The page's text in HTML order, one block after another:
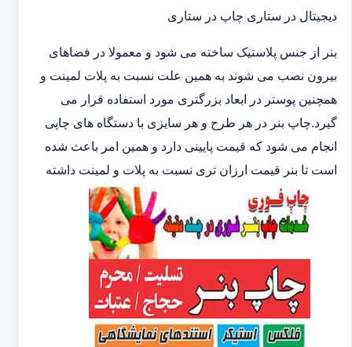
دیجیتال در ستاری چاپ در ستاری
بنر از جنس پلاستیک ساخته می شود و معمولا در فضاهای
بیرون نصب می شوند به همین علت نسبت به پلات لمینت و
همچنین پوستر در ابعاد بزرگتری مورد استفاده قرار می
گیرد.چاپ بنر در هر طرح و هر سایزی با دستگاه های چاپی
انجام می شود که قیمت پایینی دارد و همین امر باعث شده
است تا بنر قیمت ارزان تری نسبت به پلات و لمینت داشته